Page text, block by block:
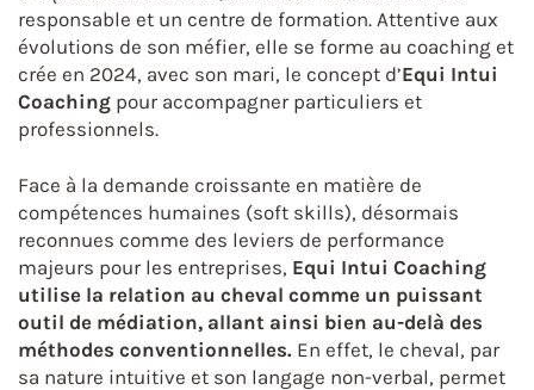
responsable et un centre de formation. Attentive aux
évolutions de son méfier, elle se forme au coaching et
crée en 2024, avec son mari, le concept d’Equi Intui
Coaching pour accompagner particuliers et
professionnels.
Face à la demande croissante en matière de
compétences humaines (soft skills), désormais
reconnues comme des leviers de performance
majeurs pour les entreprises, Equi Intui Coaching
utilise la relation au cheval comme un puissant
outil de médiation, allant ainsi bien au-delà des
méthodes conventionnelles. En effet, le cheval, par
sa nature intuitive et son langage non-verbal, permet